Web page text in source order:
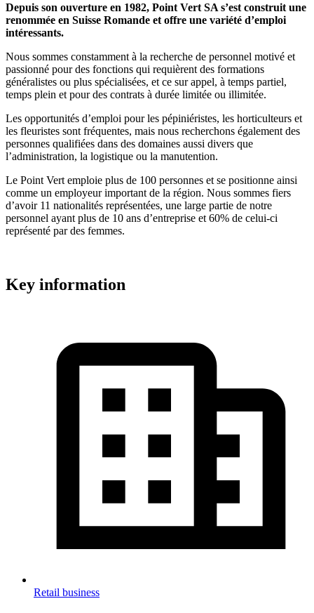
Depuis son ouverture en 1982, Point Vert SA s’est construit une
renommée en Suisse Romande et offre une variété d’emploi
intéressants.
Nous sommes constamment à la recherche de personnel motivé et
passionné pour des fonctions qui requièrent des formations
généralistes ou plus spécialisées, et ce sur appel, à temps partiel,
temps plein et pour des contrats à durée limitée ou illimitée.
Les opportunités d’emploi pour les pépiniéristes, les horticulteurs et
les fleuristes sont fréquentes, mais nous recherchons également des
personnes qualifiées dans des domaines aussi divers que
l’administration, la logistique ou la manutention.
Le Point Vert emploie plus de 100 personnes et se positionne ainsi
comme un employeur important de la région. Nous sommes fiers
d’avoir 11 nationalités représentées, une large partie de notre
personnel ayant plus de 10 ans d’entreprise et 60% de celui-ci
représenté par des femmes.
Key information
Retail business